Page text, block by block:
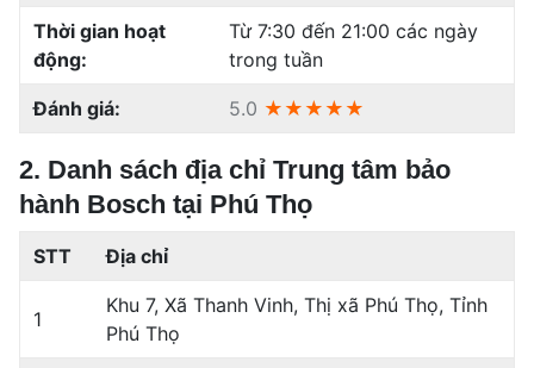
Thời gian hoạt
động:
Từ 7:30 đến 21:00 các ngày
trong tuần
Đánh giá: 5.0 ★★★★★
2. Danh sách địa chỉ Trung tâm bảo
hành Bosch tại Phú Thọ
STT Địa chỉ
1
Khu 7, Xã Thanh Vinh, Thị xã Phú Thọ, Tỉnh
Phú Thọ